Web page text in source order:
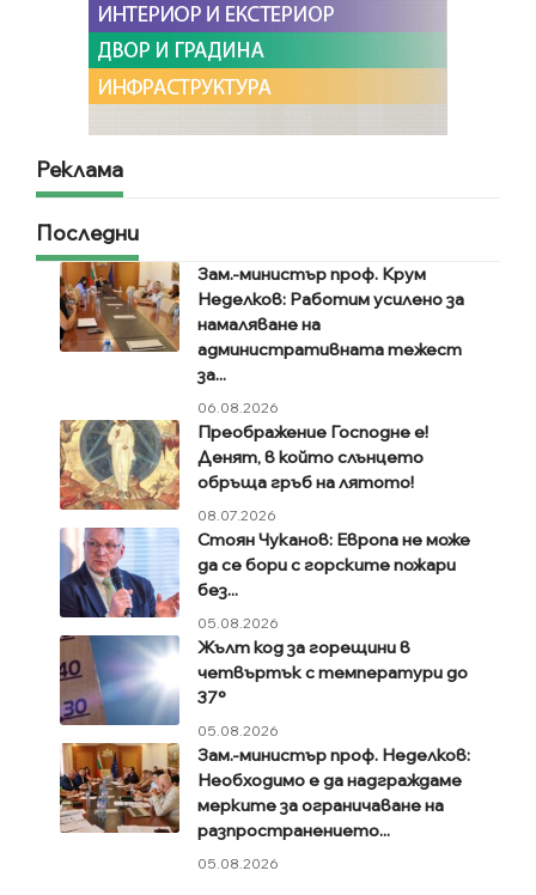
Реклама
Последни
Зам.-министър проф. Крум
Неделков: Работим усилено за
намаляване на
административната тежест
за...
06.08.2026
Преображение Господне е!
Денят, в който слънцето
обръща гръб на лятото!
08.07.2026
Стоян Чуканов: Европа не може
да се бори с горските пожари
без...
05.08.2026
Жълт код за горещини в
четвъртък с температури до
37°
05.08.2026
Зам.-министър проф. Неделков:
Необходимо е да надграждаме
мерките за ограничаване на
разпространението...
05.08.2026